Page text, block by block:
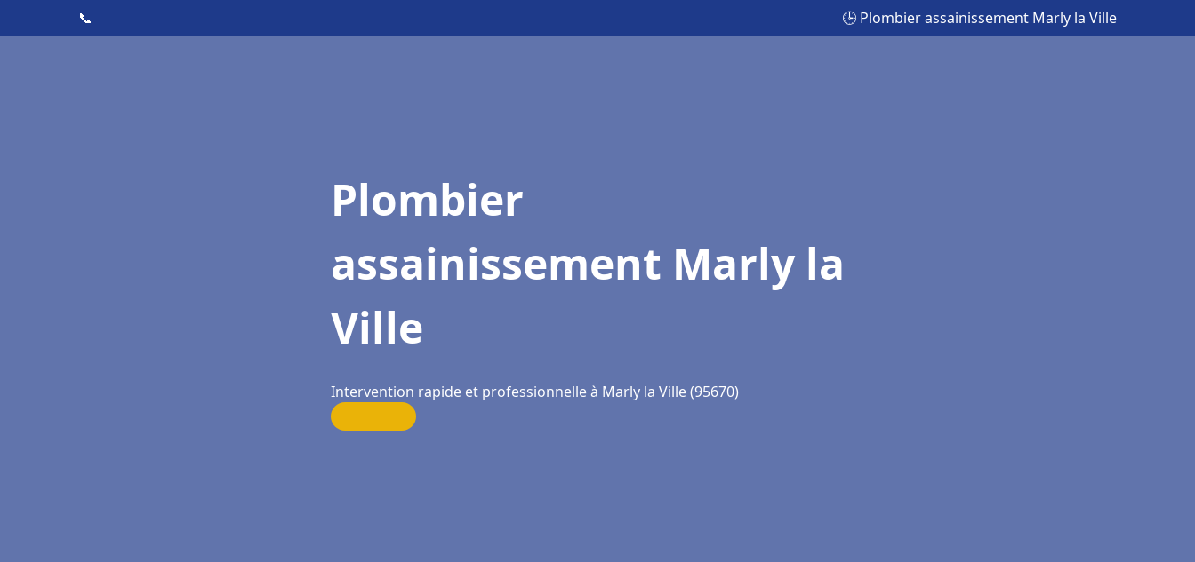
📞 🕒 Plombier assainissement Marly la Ville
Plombier
assainissement Marly la
Ville
Intervention rapide et professionnelle à Marly la Ville (95670)